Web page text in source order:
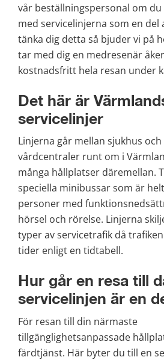
vår beställningspersonal om
med servicelinjerna som en del
tänka dig detta så bjuder vi på
tar med dig en medresenär
kostnadsfritt hela resan under
Det här är
servicelinjer
Linjerna går mellan sjukhus
vårdcentraler runt om i
många hållplatser däremellan.
speciella minibussar som är
personer med
hörsel och rörelse. Linjerna
typer av servicetrafik då
tider enligt en tidtabell.
Hur går en resa till
servicelinjen är en
För resan till din närmaste
tillgänglighetsanpassade
färdtjänst. Här byter du till en